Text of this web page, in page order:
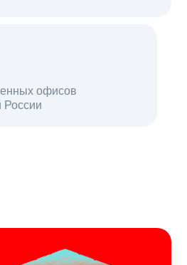
офисов
Россиипользователей в день